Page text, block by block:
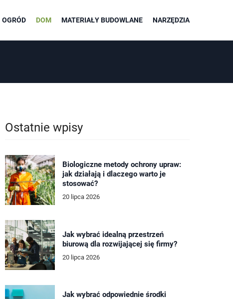
OGRÓD DOM MATERIAŁY BUDOWLANE NARZĘDZIA
Ostatnie wpisy
Biologiczne metody ochrony upraw:
jak działają i dlaczego warto je
stosować?
20 lipca 2026
Jak wybrać idealną przestrzeń
biurową dla rozwijającej się firmy?
20 lipca 2026
Jak wybrać odpowiednie środki